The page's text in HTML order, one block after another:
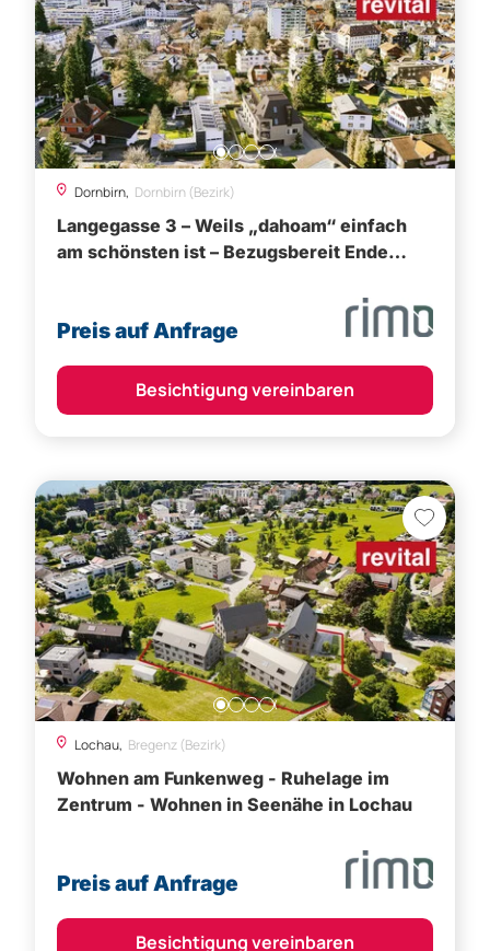
Dornbirn, Dornbirn (Bezirk)
Langegasse 3 – Weils „dahoam“ einfach
am schönsten ist – Bezugsbereit Ende
Preis auf Anfrage
Besichtigung vereinbaren
Lochau, Bregenz (Bezirk)
Wohnen am Funkenweg - Ruhelage im
Zentrum - Wohnen in Seenähe in Lochau
Preis auf Anfrage
Besichtigung vereinbaren